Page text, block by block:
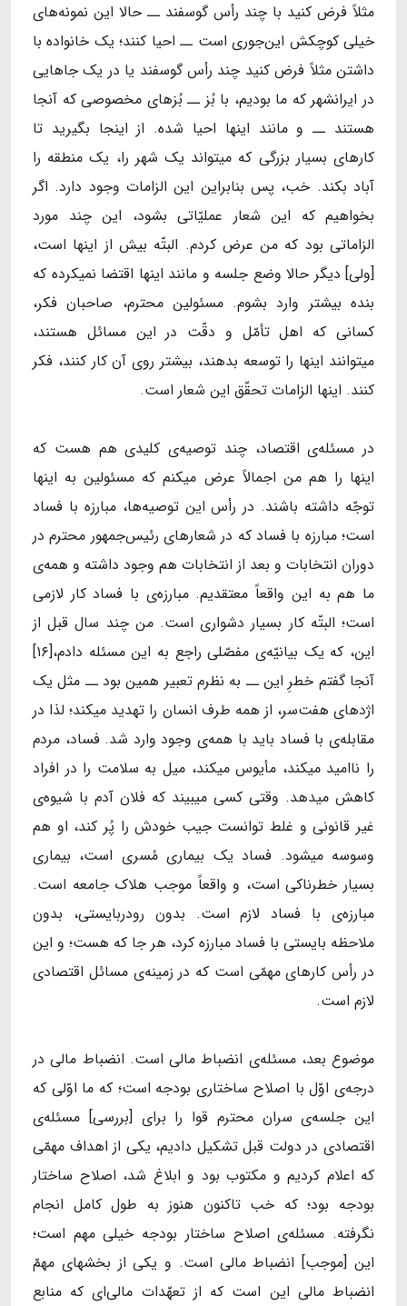
مثلاً فرض کنید با چند رأس گوسفند ــ حالا این نمونه‌های
خیلی کوچکش این‌جوری است ــ احیا کنند؛ یک خانواده با
داشتن مثلاً فرض کنید چند رأس گوسفند یا در یک جاهایی
در ایرانشهر که ما بودیم، با بُز ــ بُزهای مخصوصی که آنجا
هستند ــ و مانند اینها احیا شده. از اینجا بگیرید تا
کارهای بسیار بزرگی که میتواند یک شهر را، یک منطقه را
آباد بکند. خب، پس بنابراین این الزامات وجود دارد. اگر
بخواهیم که این شعار عملیّاتی بشود، این چند مورد
الزاماتی بود که من عرض کردم. البتّه بیش از اینها است،
[ولی] دیگر حالا وضع جلسه و مانند اینها اقتضا نمیکرده که
بنده بیشتر وارد بشوم. مسئولین محترم، صاحبان فکر،
کسانی که اهل تأمّل و دقّت در این مسائل هستند،
میتوانند اینها را توسعه بدهند، بیشتر روی آن کار کنند، فکر
کنند. اینها الزامات تحقّق این شعار است.
در مسئله‌ی اقتصاد، چند توصیه‌ی کلیدی هم هست که
اینها را هم من اجمالاً عرض میکنم که مسئولین به اینها
توجّه داشته باشند. در رأس این توصیه‌ها، مبارزه با فساد
است؛ مبارزه با فساد که در شعارهای رئیس‌جمهور محترم در
دوران انتخابات و بعد از انتخابات هم وجود داشته و همه‌ی
ما هم به این واقعاً معتقدیم. مبارزه‌ی با فساد کار لازمی
است؛ البتّه کار بسیار دشواری است. من چند سال قبل از
این، که یک بیانیّه‌ی مفصّلی راجع به این مسئله دادم،[۱۶]
آنجا گفتم خطرِ این ــ به نظرم تعبیر همین بود ــ مثل یک
اژدهای هفت‌سر، از همه طرف انسان را تهدید میکند؛ لذا در
مقابله‌ی با فساد باید با همه‌ی وجود وارد شد. فساد، مردم
را ناامید میکند، مأیوس میکند، میل به سلامت را در افراد
کاهش میدهد. وقتی کسی میبیند که فلان آدم با شیوه‌ی
غیر قانونی و غلط توانست جیب خودش را پُر کند، او هم
وسوسه میشود. فساد یک بیماری مُسری است، بیماری
بسیار خطرناکی است، و واقعاً موجب هلاک جامعه است.
مبارزه‌ی با فساد لازم است. بدون رودربایستی، بدون
ملاحظه بایستی با فساد مبارزه کرد، هر جا که هست؛ و این
در رأس کارهای مهمّی است که در زمینه‌ی مسائل اقتصادی
لازم است.
موضوع بعد، مسئله‌ی انضباط مالی است. انضباط مالی در
درجه‌ی اوّل با اصلاح ساختاری بودجه است؛ که ما اوّلی که
این جلسه‌ی سران محترم قوا را برای [بررسی] مسئله‌ی
اقتصادی در دولت قبل تشکیل دادیم، یکی از اهداف مهمّی
که اعلام کردیم و مکتوب بود و ابلاغ شد، اصلاح ساختار
بودجه بود؛ که خب تاکنون هنوز به طول کامل انجام
نگرفته. مسئله‌ی اصلاح ساختار بودجه خیلی مهم است؛
این [موجب] انضباط مالی است. و یکی از بخشهای مهمّ
انضباط مالی این است که از تعهّدات مالی‌ای که منابع